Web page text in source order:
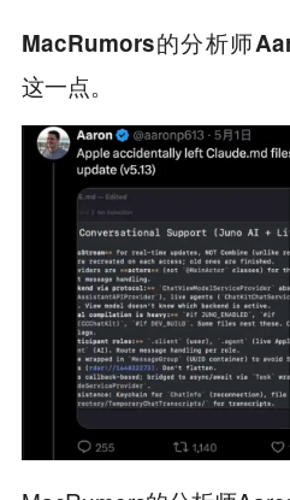
MacRumors的分析师
这一点。